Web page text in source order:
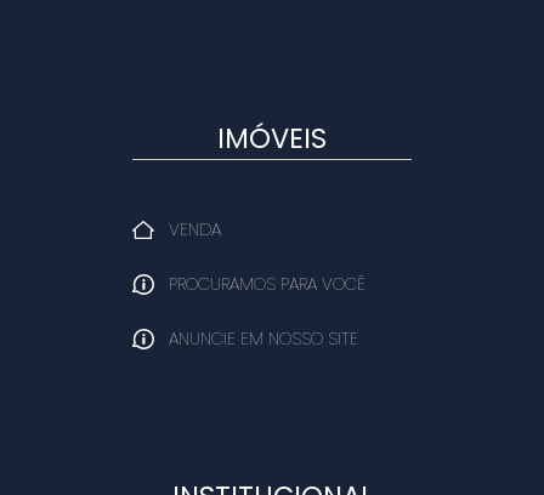
IMÓVEIS
VENDA
PROCURAMOS PARA VOCÊ
ANUNCIE EM NOSSO SITE